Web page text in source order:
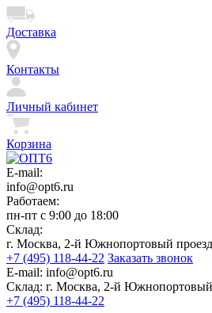
Доставка
Контакты
Личный кабинет
Корзина
E-mail:
info@opt6.ru
Работаем:
пн-пт с 9:00 до 18:00
Склад:
г. Москва, 2-й Южнопортовый
+7 (495) 118-44-22 Заказать звонок
E-mail: info@opt6.ru
Склад: г. Москва, 2-й Южнопортовый
+7 (495) 118-44-22